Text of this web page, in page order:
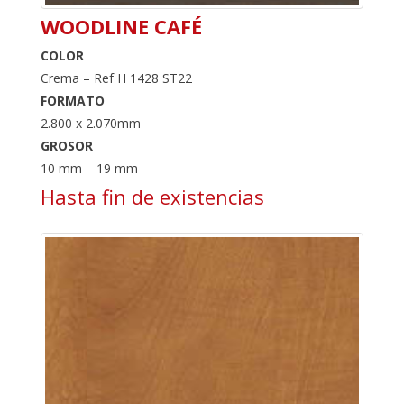
WOODLINE CAFÉ
COLOR
Crema – Ref H 1428 ST22
FORMATO
2.800 x 2.070mm
GROSOR
10 mm – 19 mm
Hasta fin de existencias